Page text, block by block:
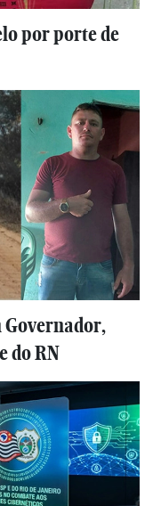
por porte de
do RN